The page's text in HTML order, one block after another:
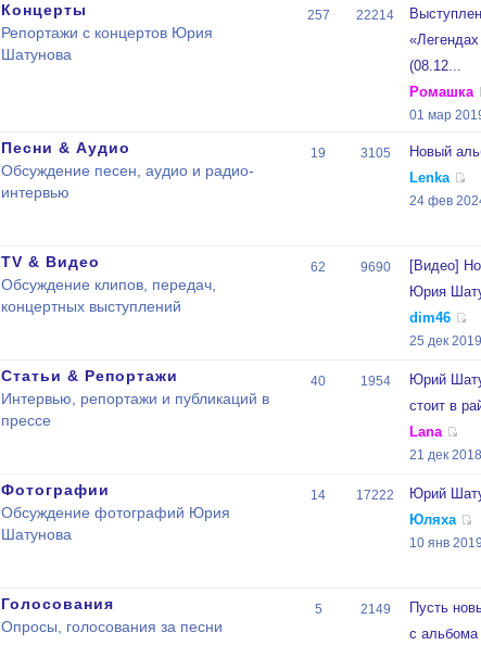
Концерты
Репортажи с концертов Юрия
Шатунова
257 22214
(08.12...
Ромашка
01 мар
Песни & Аудио
Обсуждение песен, аудио и радио-
интервью
19 3105
Новый
Lenka
24 фев
TV & Видео
Обсуждение клипов, передач,
концертных выступлений
62 9690
[Видео]
Юрия
dim46
25 дек
Статьи & Репортажи
Интервью, репортажи и публикаций в
прессе
40 1954
Юрий
стоит в
Lana
21 дек
Фотографии
Обсуждение фотографий Юрия
Шатунова
14 17222
Юрий
Юляха
10 янв
Голосования
Опросы, голосования за песни
5 2149
Пусть
с альбома